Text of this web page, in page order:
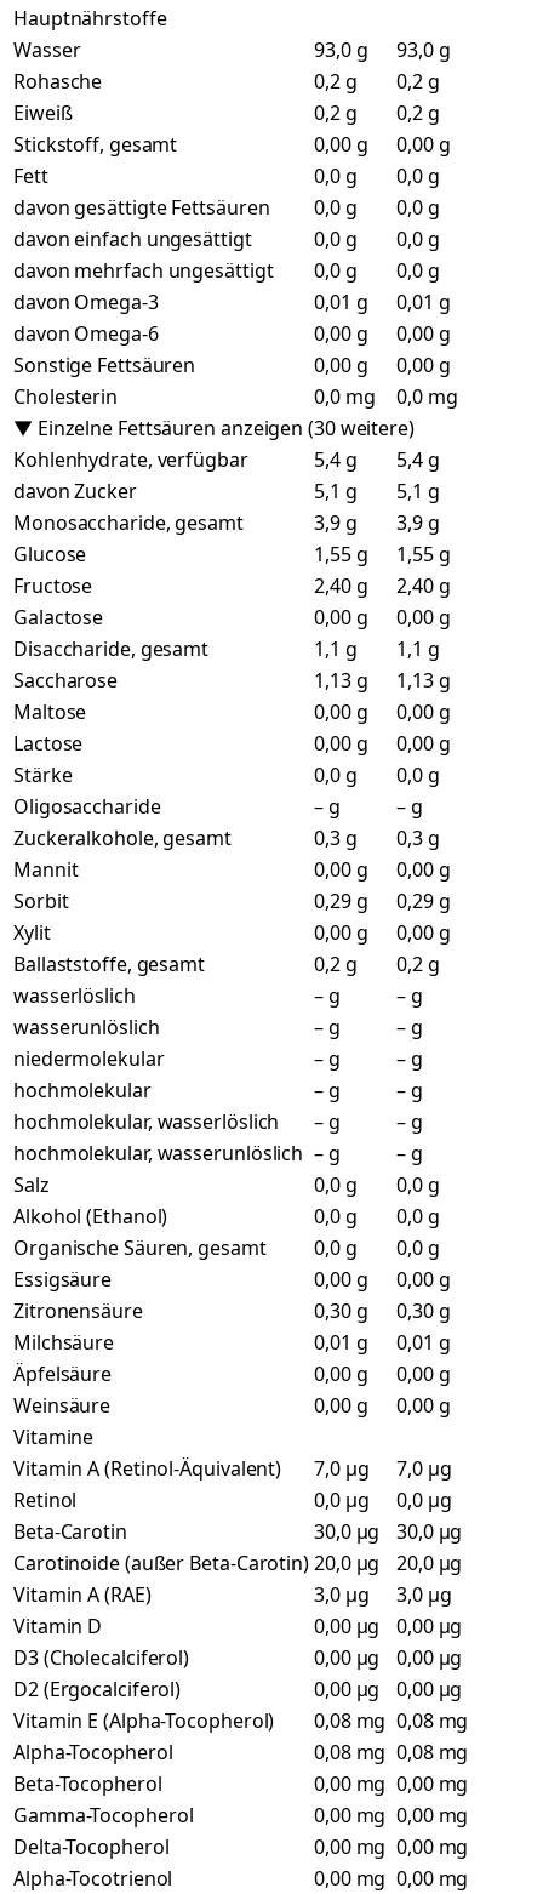
Hauptnährstoffe
Wasser
93,0 g
93,0 g
Rohasche
0,2 g
0,2 g
Eiweiß
0,2 g
0,2 g
Stickstoff, gesamt
0,00 g
0,00 g
Fett
0,0 g
0,0 g
davon gesättigte Fettsäuren
0,0 g
0,0 g
davon einfach ungesättigt
0,0 g
0,0 g
davon mehrfach ungesättigt
0,0 g
0,0 g
davon Omega-3
0,01 g
0,01 g
davon Omega-6
0,00 g
0,00 g
Sonstige Fettsäuren
0,00 g
0,00 g
Cholesterin
0,0 mg
0,0 mg
▼ Einzelne Fettsäuren anzeigen (30 weitere)
Kohlenhydrate, verfügbar
5,4 g
5,4 g
davon Zucker
5,1 g
5,1 g
Monosaccharide, gesamt
3,9 g
3,9 g
Glucose
1,55 g
1,55 g
Fructose
2,40 g
2,40 g
Galactose
0,00 g
0,00 g
Disaccharide, gesamt
1,1 g
1,1 g
Saccharose
1,13 g
1,13 g
Maltose
0,00 g
0,00 g
Lactose
0,00 g
0,00 g
Stärke
0,0 g
0,0 g
Oligosaccharide
– g
– g
Zuckeralkohole, gesamt
0,3 g
0,3 g
Mannit
0,00 g
0,00 g
Sorbit
0,29 g
0,29 g
Xylit
0,00 g
0,00 g
Ballaststoffe, gesamt
0,2 g
0,2 g
wasserlöslich
– g
– g
wasserunlöslich
– g
– g
niedermolekular
– g
– g
hochmolekular
– g
– g
hochmolekular, wasserlöslich
– g
– g
hochmolekular, wasserunlöslich – g
– g
Salz
0,0 g
0,0 g
Alkohol (Ethanol)
0,0 g
0,0 g
Organische Säuren, gesamt
0,0 g
0,0 g
Essigsäure
0,00 g
0,00 g
Zitronensäure
0,30 g
0,30 g
Milchsäure
0,01 g
0,01 g
Äpfelsäure
0,00 g
0,00 g
Weinsäure
0,00 g
0,00 g
Vitamine
Vitamin A (Retinol-Äquivalent)
7,0 µg
7,0 µg
Retinol
0,0 µg
0,0 µg
Beta-Carotin
30,0 µg
30,0 µg
Carotinoide (außer Beta-Carotin)20,0 µg
20,0 µg
Vitamin A (RAE)
3,0 µg
3,0 µg
Vitamin D
0,00 µg
0,00 µg
D3 (Cholecalciferol)
0,00 µg
0,00 µg
D2 (Ergocalciferol)
0,00 µg
0,00 µg
Vitamin E (Alpha-Tocopherol)
0,08 mg 0,08 mg
Alpha-Tocopherol
0,08 mg 0,08 mg
Beta-Tocopherol
0,00 mg 0,00 mg
Gamma-Tocopherol
0,00 mg 0,00 mg
Delta-Tocopherol
0,00 mg 0,00 mg
Alpha-Tocotrienol
0,00 mg 0,00 mg